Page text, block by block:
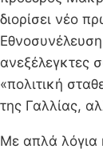
διορίσει νέο
ανεξέλεγκτες
«πολιτική
της Γαλλίας,
Με απλά λόγια